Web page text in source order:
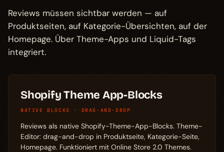
Reviews müssen sichtbar werden — auf
Produktseiten, auf Kategorie-Übersichten, auf der
Homepage. Über Theme-Apps und Liquid-Tags
integriert.
Shopify Theme App-Blocks
NATIVE BLOCKS · DRAG-AND-DROP
Reviews als native Shopify-Theme-App-Blocks. Theme-
Editor: drag-and-drop in Produktseite, Kategorie-Seite,
Homepage. Funktioniert mit Online Store 2.0 Themes.